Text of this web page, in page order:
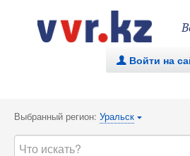
. Войти на
Выбранный регион: Уральск {